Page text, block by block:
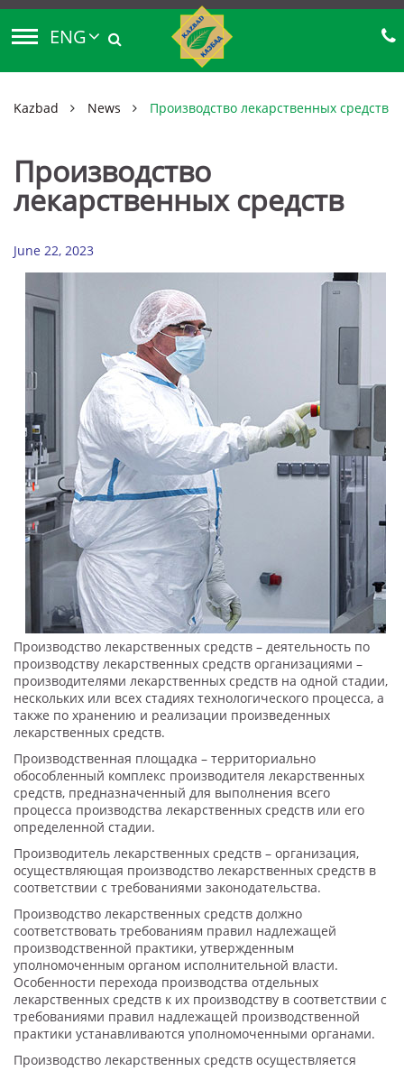
ENG
Kazbad News Производство лекарственных средств
Производство
лекарственных средств
June 22, 2023
Производство лекарственных средств – деятельность по
производству лекарственных средств организациями –
производителями лекарственных средств на одной стадии,
нескольких или всех стадиях технологического процесса, а
также по хранению и реализации произведенных
лекарственных средств.
Производственная площадка – территориально
обособленный комплекс производителя лекарственных
средств, предназначенный для выполнения всего
процесса производства лекарственных средств или его
определенной стадии.
Производитель лекарственных средств – организация,
осуществляющая производство лекарственных средств в
соответствии с требованиями законодательства.
Производство лекарственных средств должно
соответствовать требованиям правил надлежащей
производственной практики, утвержденным
уполномоченным органом исполнительной власти.
Особенности перехода производства отдельных
лекарственных средств к их производству в соответствии с
требованиями правил надлежащей производственной
практики устанавливаются уполномоченными органами.
Производство лекарственных средств осуществляется